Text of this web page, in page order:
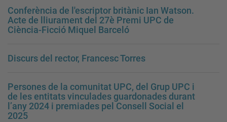
Conferència de l'escriptor britànic Ian Watson.
Acte de lliurament del 27è Premi UPC de
Ciència-Ficció Miquel Barceló
Discurs del rector, Francesc Torres
Persones de la comunitat UPC, del Grup UPC i
de les entitats vinculades guardonades durant
l’any 2024 i premiades pel Consell Social el
2025